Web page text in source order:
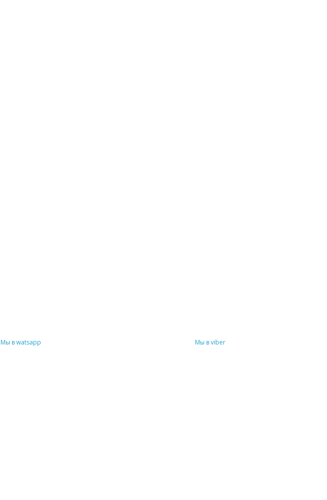
Мы в watsapp Мы в viber